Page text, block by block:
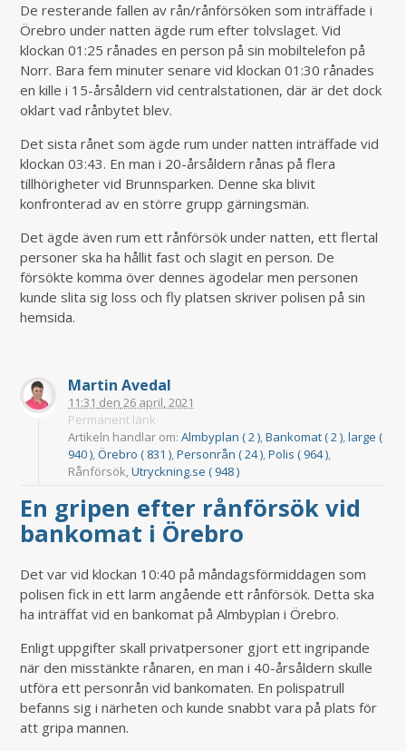
De resterande fallen av rån/rånförsöken som inträffade i
Örebro under natten ägde rum efter tolvslaget. Vid
klockan 01:25 rånades en person på sin mobiltelefon på
Norr. Bara fem minuter senare vid klockan 01:30 rånades
en kille i 15-årsåldern vid centralstationen, där är det dock
oklart vad rånbytet blev.
Det sista rånet som ägde rum under natten inträffade vid
klockan 03:43. En man i 20-årsåldern rånas på flera
tillhörigheter vid Brunnsparken. Denne ska blivit
konfronterad av en större grupp gärningsmän.
Det ägde även rum ett rånförsök under natten, ett flertal
personer ska ha hållit fast och slagit en person. De
försökte komma över dennes ägodelar men personen
kunde slita sig loss och fly platsen skriver polisen på sin
hemsida.
Martin Avedal
11:31 den 26 april, 2021
Permanent länk
Artikeln handlar om:Almbyplan ( 2 ),Bankomat ( 2 ),large (
940 ),Örebro ( 831 ),Personrån ( 24 ),Polis ( 964 ),
Rånförsök,Utryckning.se ( 948 )
En gripen efter rånförsök vid
bankomat i Örebro
Det var vid klockan 10:40 på måndagsförmiddagen som
polisen fick in ett larm angående ett rånförsök. Detta ska
ha inträffat vid en bankomat på Almbyplan i Örebro.
Enligt uppgifter skall privatpersoner gjort ett ingripande
när den misstänkte rånaren, en man i 40-årsåldern skulle
utföra ett personrån vid bankomaten. En polispatrull
befanns sig i närheten och kunde snabbt vara på plats för
att gripa mannen.